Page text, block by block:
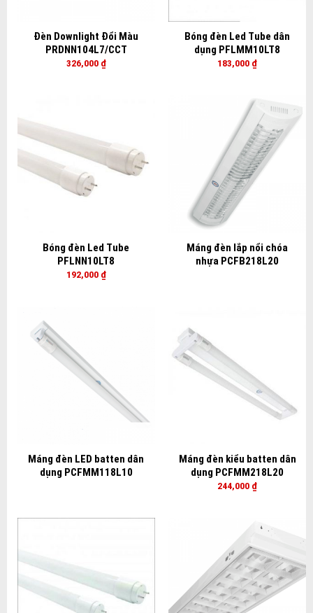
Đèn Downlight Đổi Màu
PRDNN104L7/CCT
326,000 ₫
Bóng đèn Led Tube dân
dụng PFLMM10LT8
183,000 ₫
Bóng đèn Led Tube
PFLNN10LT8
192,000 ₫
Máng đèn lắp nổi chóa
nhựa PCFB218L20
Máng đèn LED batten dân
dụng PCFMM118L10
Máng đèn kiểu batten dân
dụng PCFMM218L20
244,000 ₫